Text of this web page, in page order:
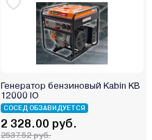
Генератор бензиновый Kabin KB
12000 IО
СОСЕД ОБЗАВИДУЕТСЯ
2 328.00 руб.
2537.52 руб.